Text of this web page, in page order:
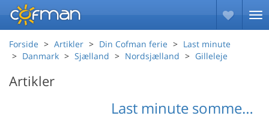
Forside Artikler Din Cofman ferie
Last minute
Danmark
Sjælland Nordsjælland Gilleleje
Artikler
Last minute sommerhuse Gilleleje